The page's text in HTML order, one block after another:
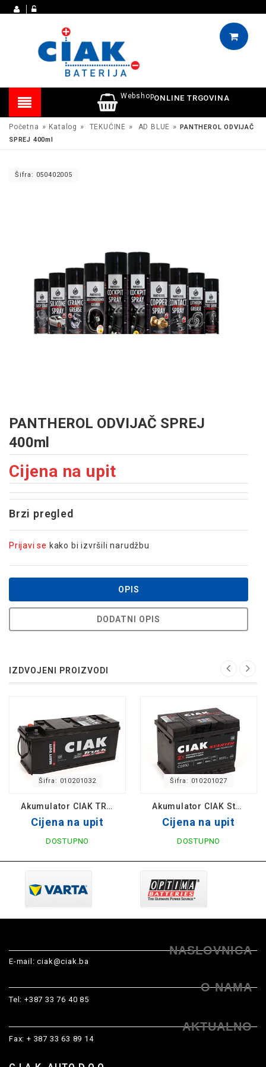
ONLINE TRGOVINA
Webshop
Početna » Katalog » TEKUĆINE » AD BLUE » PANTHEROL ODVIJAČ
SPREJ 400ml
Šifra: 050402005
PANTHEROL ODVIJAČ SPREJ
400ml
Cijena na upit
Brzi pregled
Prijavi se kako bi izvršili narudžbu
OPIS
DODATNI OPIS
IZDVOJENI PROIZVODI
Šifra: 010201032
Akumulator CIAK TRUCK Heavy Duty 12V-110 Ah 514x175x210 / CS110L
Cijena na upit
DOSTUPNO
Šifra: 010201027
Akumulator CIAK Starter 12V- 65 Ah D+ 242x175x190 / CS65D
Cijena na upit
DOSTUPNO
NASLOVNICA
E-mail:ciak@ciak.ba
O NAMA
Tel: +387 33 76 40 85
AKTUALNO
Fax: + 387 33 63 89 14